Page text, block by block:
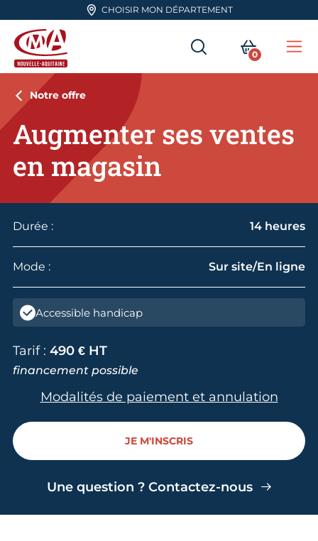
Aller en haut de pageCHOISIR MON DÉPARTEMENT
CMA Nouvelle-Aquitaine
RECHERCHER
MON
0
Notre offre
Augmenter ses ventes
en magasin
Durée : 14 heures
Mode : Sur site/En ligne
Accessible handicap
Tarif : 490 € HT
financement possible
Modalités de paiement et annulation
JE M'INSCRIS
Une question ? Contactez-nous